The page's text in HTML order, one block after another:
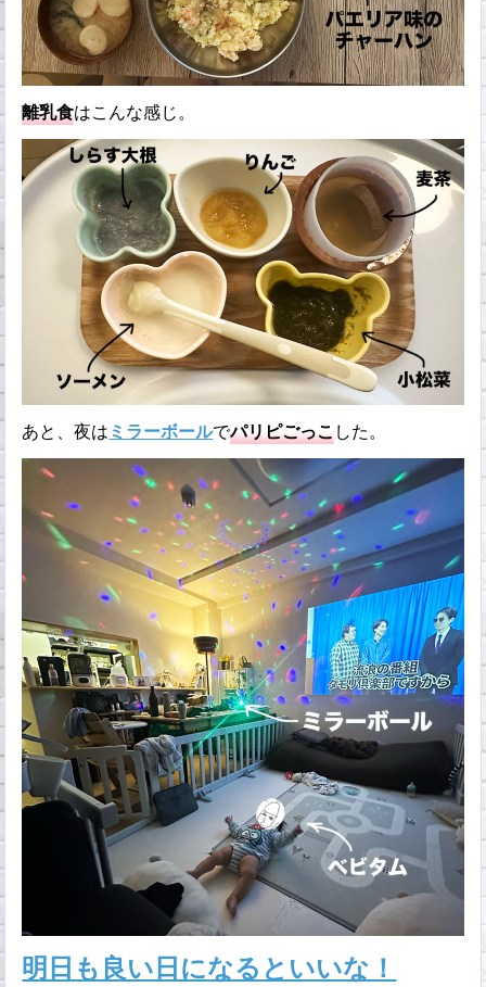
離乳食はこんな感じ。
あと、夜はミラーボールでパリピごっこした。
明日も良い日になるといいな！